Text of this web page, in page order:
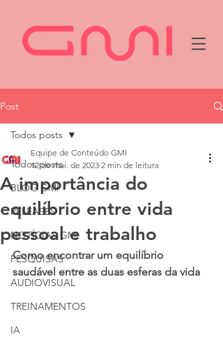
Post
Todos posts
BLOG GMI
RELEASES
NOTÍCIAS GMI
PESQUISAS
AUDIOVISUAL
TREINAMENTOS
IA
Todos posts
A importância do
equilíbrio entre vida
pessoal e trabalho
Equipe de Conteúdo GMI
12 de mai. de 2023 2 min de leitura
Como encontrar um equilíbrio
saudável entre as duas esferas da vida